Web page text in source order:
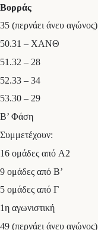
Βορράς
35 (περνάει άνευ αγώνος)
50.31 – ΧΑΝΘ
51.32 – 28
52.33 – 34
53.30 – 29
Β’ Φάση
Συμμετέχουν:
16 ομάδες από Α2
9 ομάδες από Β’
5 ομάδες από Γ
1η αγωνιστική
49 (περνάει άνευ αγώνος)